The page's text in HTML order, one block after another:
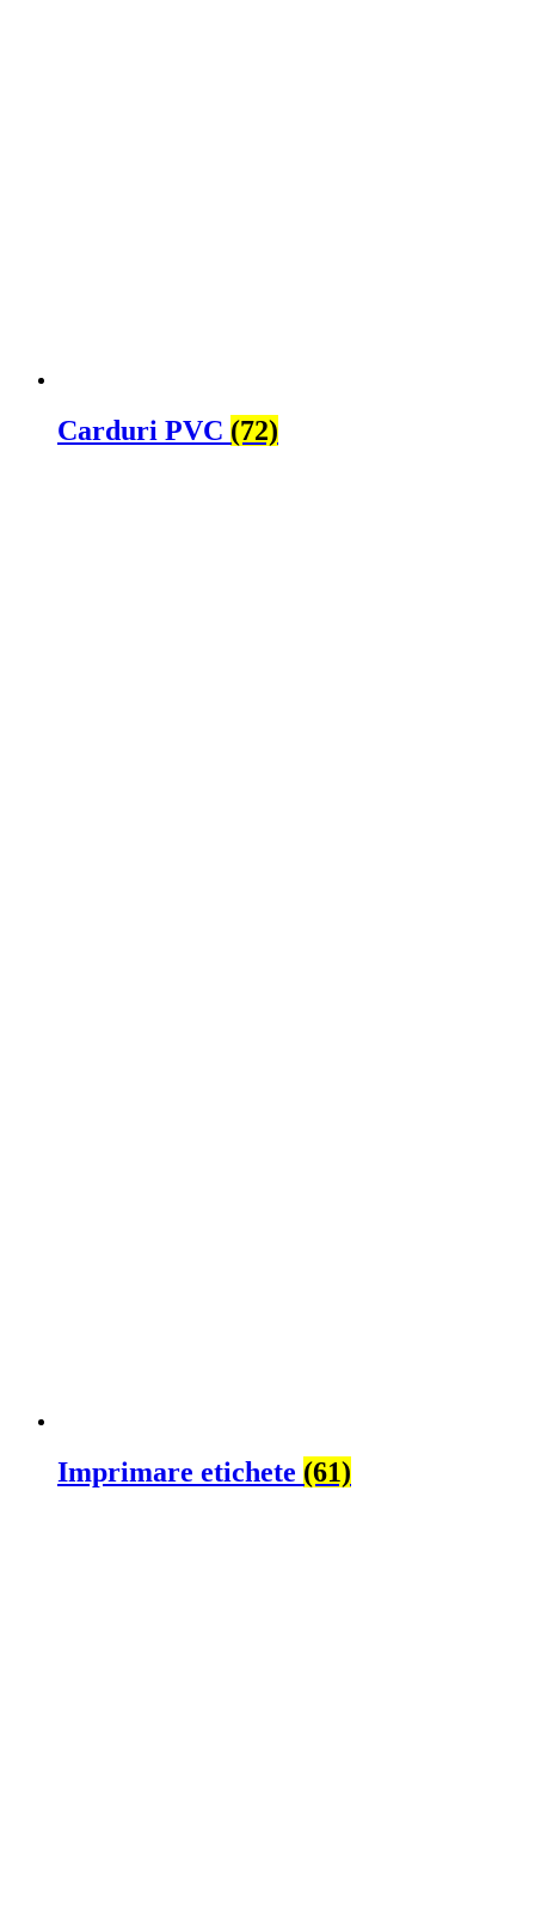
Carduri PVC (72)
Imprimare etichete (61)